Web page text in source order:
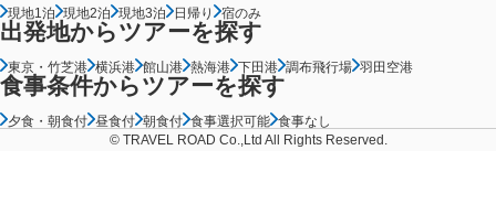
現地1泊 現地2泊 現地3泊 日帰り 宿のみ
出発地からツアーを探す
東京・竹芝港 横浜港 館山港 熱海港 下田港 調布飛行場 羽田空港
食事条件からツアーを探す
夕食・朝食付 昼食付 朝食付 食事選択可能 食事なし
© TRAVEL ROAD Co.,Ltd All Rights Reserved.